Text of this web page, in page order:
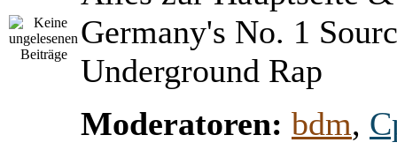
Germany's No. 1
Underground Rap
Moderatoren: bdm,